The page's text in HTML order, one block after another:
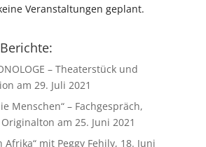
Veranstaltungen geplant.
– Theaterstück und
am 29. Juli 2021
Menschen“ – Fachgespräch,
am 25. Juni 2021
Afrika“ mit Peggy Fehily, 18. Juni